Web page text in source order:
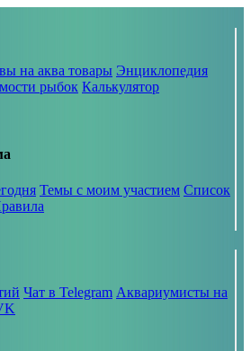
на аква товары Энциклопедия
рыбок Калькулятор
Темы с моим участием Список
Чат в Telegram Аквариумисты на